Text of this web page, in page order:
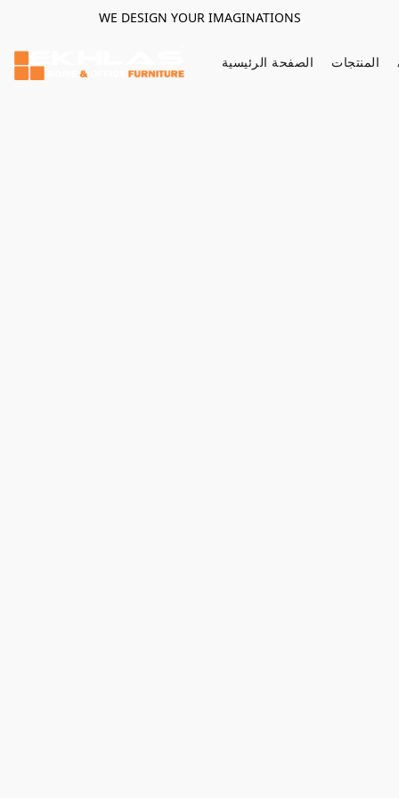
WE DESIGN YOUR IMAGINATIONS
الصفحة الرئيسية المنتجات